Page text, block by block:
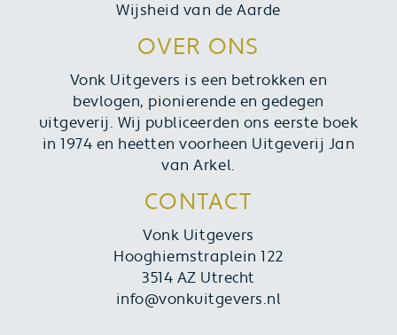
Wijsheid van de Aarde
OVER ONS
Vonk Uitgevers is een betrokken en
bevlogen, pionierende en gedegen
uitgeverij. Wij publiceerden ons eerste boek
in 1974 en heetten voorheen Uitgeverij Jan
van Arkel.
CONTACT
Vonk Uitgevers
Hooghiemstraplein 122
3514 AZ Utrecht
info@vonkuitgevers.nl